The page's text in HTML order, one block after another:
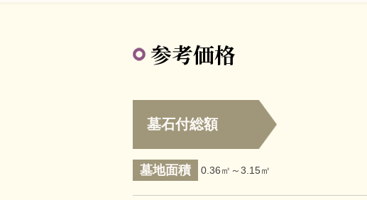
参考価格
墓石付総額
墓地面積 0.36㎡～3.15㎡